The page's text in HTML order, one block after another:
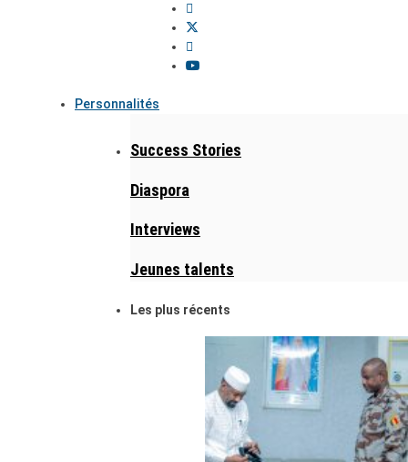
Personnalités
Success Stories
Diaspora
Interviews
Jeunes talents
Les plus récents